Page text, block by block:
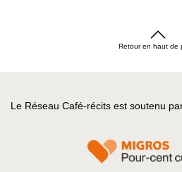
Retour en haut de
Le Réseau Café-récits est soutenu